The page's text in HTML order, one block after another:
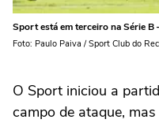
Sport está em terceiro na Série B
Foto: Paulo Paiva / Sport Club do
O Sport iniciou a
campo de ataque,